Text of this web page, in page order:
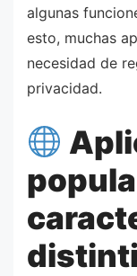
algunas
esto, muchas
necesidad de
privacidad.